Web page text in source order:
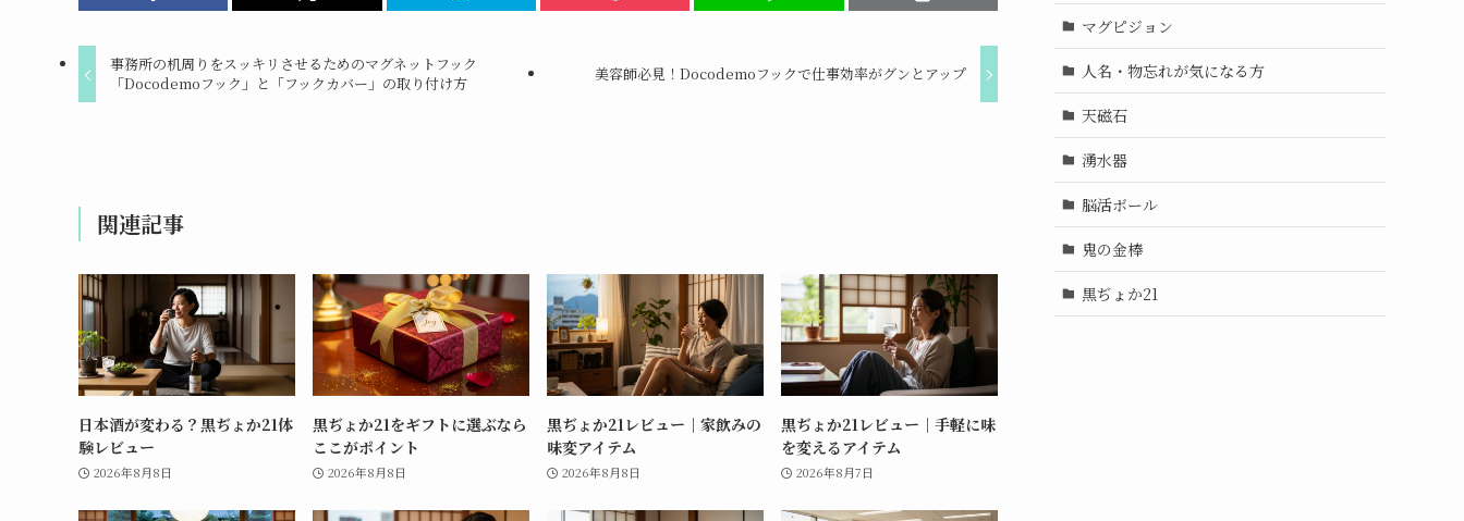
事務所の机周りをスッキリさせるためのマグネットフック
「Docodemoフック」と「フックカバー」の取り付け方
美容師必見！Docodemoフックで仕事効率がグンとアップ
関連記事
日本酒が変わる？黒ぢょか21体
験レビュー
2026年8月8日
黒ぢょか21をギフトに選ぶなら
ここがポイント
2026年8月8日
黒ぢょか21レビュー｜家飲みの
味変アイテム
2026年8月8日
黒ぢょか21レビュー｜手軽に味
を変えるアイテム
2026年8月7日
マグピジョン
人名・物忘れが気になる方
天磁石
湧水器
脳活ボール
鬼の金棒
黒ぢょか21